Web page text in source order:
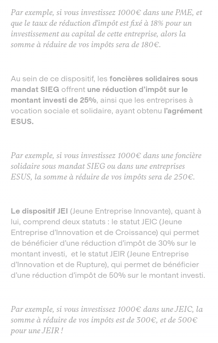
Par exemple, si vous investissez 1000€ dans une PME, et
que le taux de réduction d'impôt est fixé à 18% pour un
investissement au capital de cette entreprise, alors la
somme à réduire de vos impôts sera de 180€.
Au sein de ce dispositif, lesfoncières solidaires sous
mandat SIEG offrent une réduction d’impôt sur le
montant investi de 25%, ainsi que les entreprises à
vocation sociale et solidaire, ayant obtenu l’agrément
ESUS.
Par exemple, si vous investissez 1000€ dans une foncière
solidaire sous mandat SIEG ou dans une entreprises
ESUS, la somme à réduire de vos impôts sera de 250€.
Le dispositif JEI (Jeune Entreprise Innovante), quant à
lui, comprend deux statuts : le statut JEIC (Jeune
Entreprise d’Innovation et de Croissance) qui permet
de bénéficier d’une réduction d’impôt de 30% sur le
montant investi, et le statut JEIR (Jeune Entreprise
d’Innovation et de Rupture), qui permet de bénéficier
d’une réduction d’impôt de 50% sur le montant investi.
Par exemple, si vous investissez 1000€ dans une JEIC, la
somme à réduire de vos impôts est de 300€, et de 500€
pour une JEIR !